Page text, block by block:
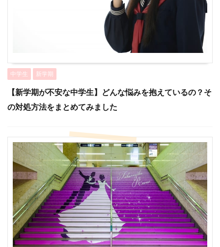
中学生 新学期
【新学期が不安な中学生】どんな悩みを抱えているの？そ
の対処方法をまとめてみました